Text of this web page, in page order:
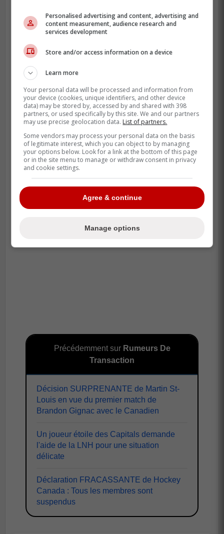
Ce n'est pas la première ni la dernière fois
que nous allons voir le légendaire #33
lâché un juron sur la glace ou derrière le
banc!
À lire également sur Rumeurs De
Transaction :
Le Canadien doit sacrifier Cole Caufield
dans une transaction majeure?
Précédemment sur Rumeurs De
Transaction
Décision SURPRENANTE de Martin St-
Louis en vue du premier match de
Brandon Gignac avec le Canadien
Un joueur étoile des Capitals demande
l'aide de la LNH pour une situation
délicate
Déclaration FRACASSANTE de Hockey
Canada : Tous les membres sont
suspendus
Personalised advertising and content, advertising and
content measurement, audience research and
services development
Store and/or access information on a device
Learn more
Your personal data will be processed and information from
your device (cookies, unique identifiers, and other device
data) may be stored by, accessed by and shared with 398
partners, or used specifically by this site. We and our partners
may use precise geolocation data. List of partners.
Some vendors may process your personal data on the basis
of legitimate interest, which you can object to by managing
your options below. Look for a link at the bottom of this page
or in the site menu to manage or withdraw consent in privacy
and cookie settings.
Agree & continue
Manage options